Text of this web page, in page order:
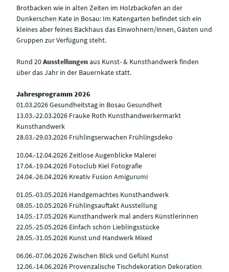
Brotbacken wie in alten Zeiten im Holzbackofen an der
Dunkerschen Kate in Bosau: Im Katengarten befindet sich ein
kleines aber feines Backhaus das Einwohnern/innen, Gästen und
Gruppen zur Verfügung steht.
Rund 20Ausstellungenaus Kunst- & Kunsthandwerk finden
über das Jahr in der Bauernkate statt.
Jahresprogramm 2026
01.03.2026 Gesundheitstag in Bosau Gesundheit
13.03.-22.03.2026 Frauke Roth Kunsthandwerkermarkt
Kunsthandwerk
28.03.-29.03.2026 Frühlingserwachen Frühlingsdeko
10.04.-12.04.2026 Zeitlose Augenblicke Malerei
17.04.-19.04.2026 Fotoclub Kiel Fotografie
24.04.-26.04.2026 Kreativ Fusion Amigurumi
01.05.-03.05.2026 Handgemachtes Kunsthandwerk
08.05.-10.05.2026 Frühlingsauftakt Ausstellung
14.05.-17.05.2026 Kunsthandwerk mal anders Künstlerinnen
22.05.-25.05.2026 Einfach schön Lieblingsstücke
28.05.-31.05.2026 Kunst und Handwerk Mixed
06.06.-07.06.2026 Zwischen Blick und Gefühl Kunst
12.06.-14.06.2026 Provenzalische Tischdekoration Dekoration